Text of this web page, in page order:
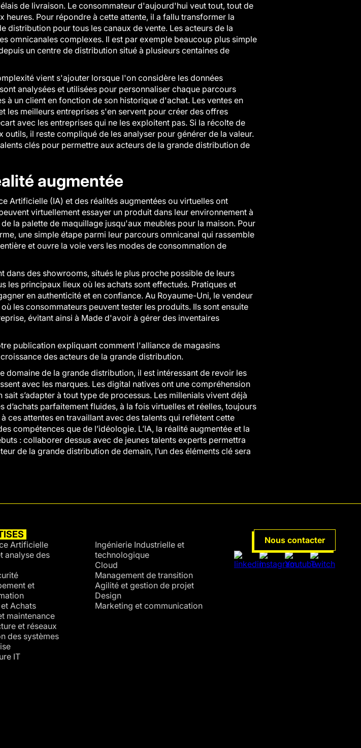
de livraison. Le consommateur d'aujourd'hui veut tout, tout de
heures. Pour répondre à cette attente, il a fallu transformer la
pour tous les canaux de vente. Les acteurs de la
omnicanales complexes. Il est par exemple beaucoup plus simple
un centre de distribution situé à plusieurs centaines de
vient s'ajouter lorsque l'on considère les données
analysées et utilisées pour personnaliser chaque parcours
à un client en fonction de son historique d'achat. Les ventes en
les meilleurs entreprises s'en servent pour créer des offres
avec les entreprises qui ne les exploitent pas. Si la récolte de
il reste compliqué de les analyser pour générer de la valeur.
clés pour permettre aux acteurs de la grande distribution de
augmentée
Artificielle (IA) et des réalités augmentées ou virtuelles ont
virtuellement essayer un produit dans leur environnement à
la palette de maquillage jusqu'aux meubles pour la maison. Pour
une simple étape parmi leur parcours omnicanal qui rassemble
et ouvre la voie vers les modes de consommation de
dans des showrooms, situés le plus proche possible de leurs
les principaux lieux où les achats sont effectués. Pratiques et
en authenticité et en confiance. Au Royaume-Uni, le vendeur
les consommateurs peuvent tester les produits. Ils sont ensuite
évitant ainsi à Made d'avoir à gérer des inventaires
publication expliquant comment l'alliance de magasins
des acteurs de la grande distribution.
domaine de la grande distribution, il est intéressant de revoir les
avec les marques. Les digital natives ont une compréhension
s’adapter à tout type de processus. Les millenials vivent déjà
d’achats parfaitement fluides, à la fois virtuelles et réelles, toujours
ces attentes en travaillant avec des talents qui reflètent cette
compétences que de l’idéologie. L’IA, la réalité augmentée et la
: collaborer dessus avec de jeunes talents experts permettra
de la grande distribution de demain, l’un des éléments clé sera
Artificielle
analyse des
et
Achats
maintenance
et réseaux
des systèmes
IT
Ingénierie Industrielle et
technologique
Cloud
Management de transition
Agilité et gestion de projet
Design
Marketing et communication
Nous contacter